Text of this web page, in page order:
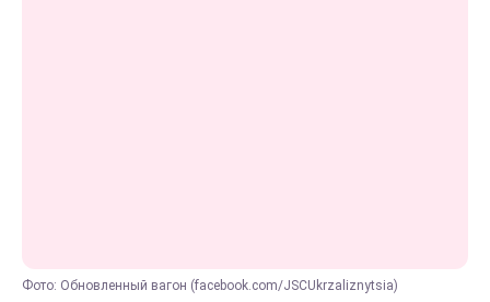
Фото: Обновленный вагон (facebook.com/JSCUkrzaliznytsia)